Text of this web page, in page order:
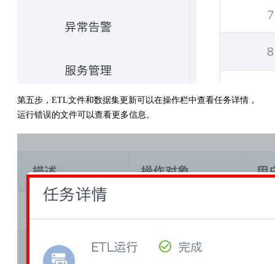
第五步，ETL文件和数据集更新可以在操作栏中查看任务详情，
运行错误的文件可以查看更多信息。